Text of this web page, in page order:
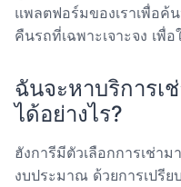
แพลตฟอร์มของเราเพื่อค้
คืนรถที่เฉพาะเจาะจง เพื่
ฉันจะหาบริการเ
ได้อย่างไร?
ฮังการีมีตัวเลือกการเช่า
งบประมาณ ด้วยการเปรีย